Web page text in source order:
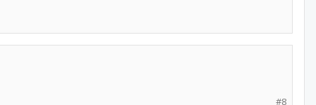
#8